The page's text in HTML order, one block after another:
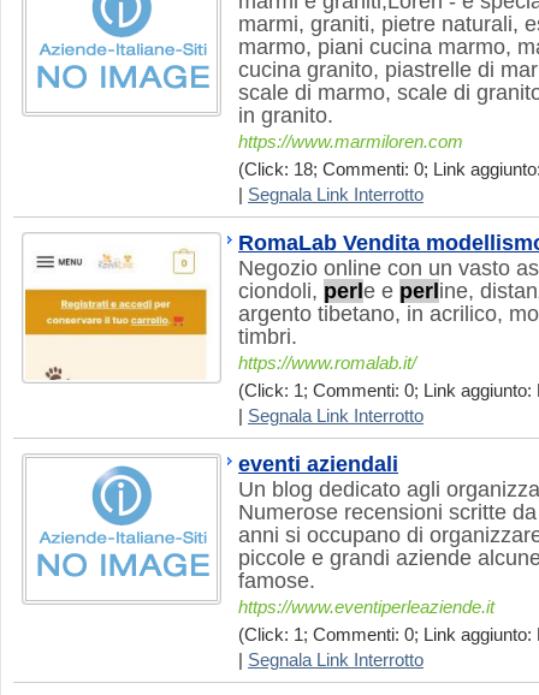
marmi, graniti, pietre naturali,
marmo, piani cucina marmo,
cucina granito, piastrelle di
scale di marmo, scale di
in granito.
https://www.marmiloren.com
(Click: 18; Commenti: 0; Link
Segnala Link Interrotto
RomaLab Vendita
Negozio online con un vasto
ciondoli, perl e e perl ine,
argento tibetano, in acrilico,
timbri.
https://www.romalab.it/
(Click: 1; Commenti: 0; Link aggiunto:
Segnala Link Interrotto
eventi aziendali
Un blog dedicato agli
Numerose recensioni scritte
anni si occupano di
piccole e grandi aziende
famose.
https://www.eventiperleaziende.it
(Click: 1; Commenti: 0; Link aggiunto:
Segnala Link Interrotto